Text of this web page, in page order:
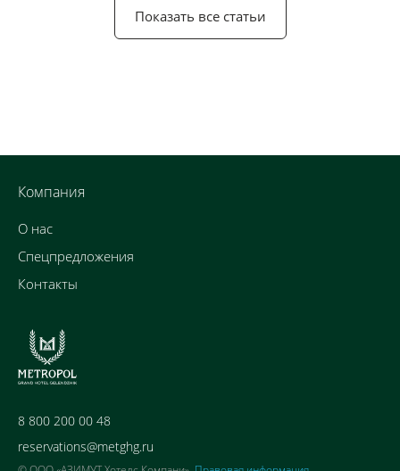
Показать все статьи
Компания
О нас
Спецпредложения
Контакты
8 800 200 00 48
reservations@metghg.ru